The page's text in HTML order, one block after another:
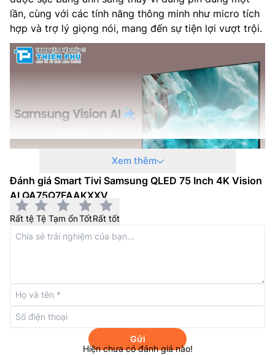
Kích thước có chân, đặt bàn (RxCxD): 1677.5 x 1006.3 x
325 mm
Khối lượng có chân đế: 25.8 kg
Kích thước không chân, treo tường (RxCxD): 1677.5 x
Khối lượng không chân: 25.3 kg
Nhà sản xuất: Samsung
Năm ra mắt: 2025
lần, cùng với các tính năng thông minh như micro tích
hợp và trợ lý giọng nói, mang đến sự tiện lợi vượt trội.
Samsung Vision AI – Đỉnh cao toàn năng,
thăng hạng toàn diện
Trợ lý giọng nói thông minh:
của bạn. Giờ đây, Bixby có thể xử lý nhiều lệnh cùng
lúc, hiểu ngữ cảnh tốt hơn, mang đến những cuộc hội
thoại mượt mà, tìm kiếm dễ dàng, phản hồi trực quan
và điều khiển thiết bị liền mạch.
Xem thêm
Đánh giá Smart Tivi Samsung QLED 75 Inch 4K Vision
AI QA75Q7FAAKXXV
Rất tệ Tệ Tạm ổnTốtRất tốt
Gửi
Hiện chưa có đánh giá nào!